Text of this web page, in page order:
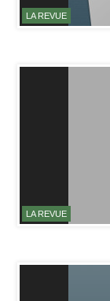
LA REVUE
LA REVUE